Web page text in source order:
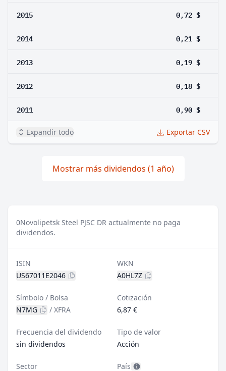
2015 0,72 $
2014 0,21 $
2013 0,19 $
2012 0,18 $
2011 0,90 $
Expandir todo Exportar CSV
Mostrar más dividendos (1 año)
0Novolipetsk Steel PJSC DR actualmente no paga
dividendos.
ISIN
US67011E2046
WKN
A0HL7Z
Símbolo / Bolsa
N7MG
/ XFRA
Cotización
6,87 €
Frecuencia del dividendo
sin dividendos
Tipo de valor
Acción
Sector País